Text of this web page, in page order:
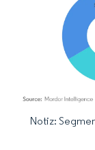
Bild © Mordor
Notiz: